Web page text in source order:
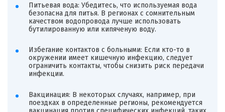
Питьевая вода: Убедитесь, что используемая вода
безопасна для питья. В регионах с сомнительным
качеством водопровода лучше использовать
бутилированную или кипяченую воду.
Избегание контактов с больными: Если кто-то в
окружении имеет кишечную инфекцию, следует
ограничить контакты, чтобы снизить риск передачи
инфекции.
Вакцинация: В некоторых случаях, например, при
поездках в определенные регионы, рекомендуется